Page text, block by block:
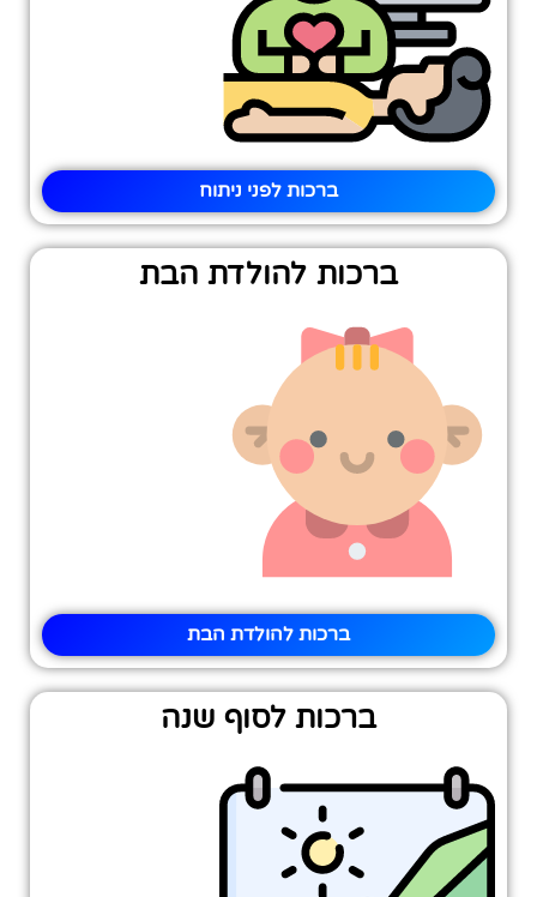
ברכות לפני ניתוח
ברכות להולדת הבת
ברכות להולדת הבת
ברכות לסוף שנה